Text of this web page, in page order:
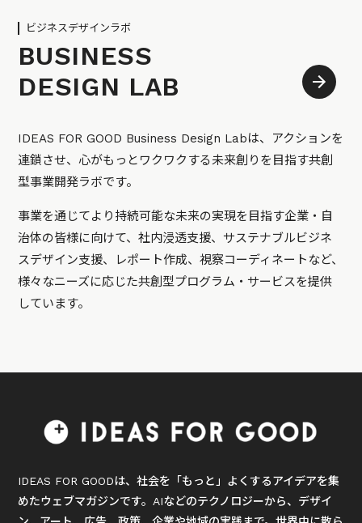
ビジネスデザインラボ
BUSINESS
DESIGN LAB
IDEAS FOR GOOD Business Design Labは、アクションを
連鎖させ、心がもっとワクワクする未来創りを目指す共創
型事業開発ラボです。
事業を通じてより持続可能な未来の実現を目指す企業・自
治体の皆様に向けて、社内浸透支援、サステナブルビジネ
スデザイン支援、レポート作成、視察コーディネートなど、
様々なニーズに応じた共創型プログラム・サービスを提供
しています。
IDEAS FOR GOODは、社会を「もっと」よくするアイデアを集
めたウェブマガジンです。AIなどのテクノロジーから、デザイ